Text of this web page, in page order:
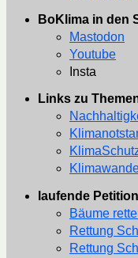
BoKlima in den
Mastodon
Youtube
Insta
Links zu
laufende
Bäume
Rettung
Rettung